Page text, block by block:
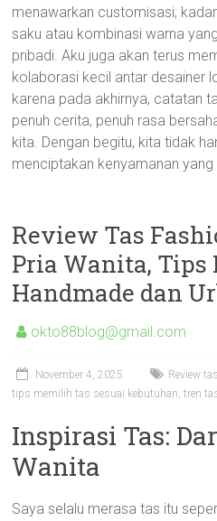
menawarkan customisasi;
saku atau kombinasi warna
pribadi. Aku juga akan terus
kolaborasi kecil antar desainer
karena pada akhirnya, catatan
penuh cerita, penuh rasa
kita. Dengan begitu, kita tidak
menciptakan kenyamanan yang
Review Tas
Pria Wanita,
Handmade dan
okto88blog@gmail.com
November 4, 2025
Review
tips memilih tas sesuai kebutuhan, tren
Inspirasi Tas:
Wanita
Saya selalu merasa tas itu